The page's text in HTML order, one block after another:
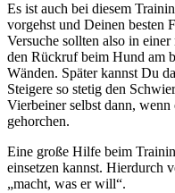
Es ist auch bei diesem
vorgehst und Deinen besten
Versuche sollten also in
den Rückruf beim Hund am
Wänden. Später kannst Du
Steigere so stetig den
Vierbeiner selbst dann,
gehorchen.
Eine große Hilfe beim
einsetzen kannst. Hierdurch
„macht, was er will“.